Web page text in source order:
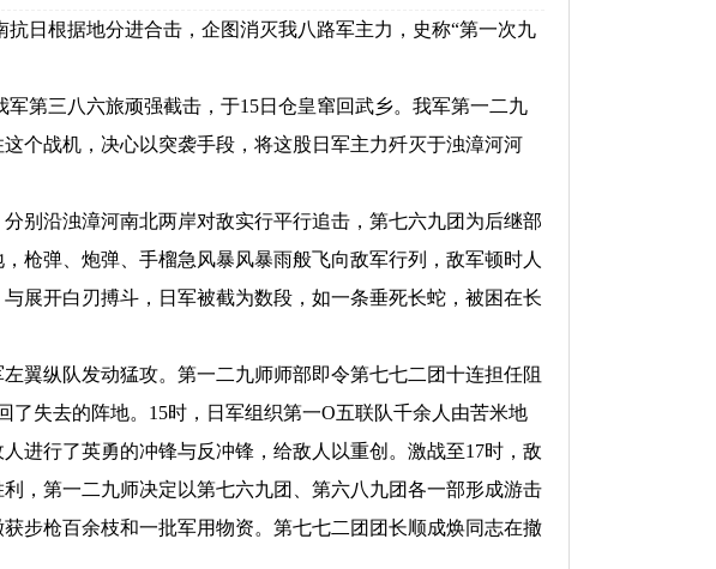
日根据地分进合击，企图消灭我八路军主力，史称“第一次九
第三八六旅顽强截击，于15日仓皇窜回武乡。我军第一二九
个战机，决心以突袭手段，将这股日军主力歼灭于浊漳河河
沿浊漳河南北两岸对敌实行平行追击，第七六九团为后继部
枪弹、炮弹、手榴急风暴风暴雨般飞向敌军行列，敌军顿时人
展开白刃搏斗，日军被截为数段，如一条垂死长蛇，被困在长
纵队发动猛攻。第一二九师师部即令第七七二团十连担任阻
失去的阵地。15时，日军组织第一O五联队千余人由苦米地
进行了英勇的冲锋与反冲锋，给敌人以重创。激战至17时，敌
，第一二九师决定以第七六九团、第六八九团各一部形成游击
步枪百余枝和一批军用物资。第七七二团团长顺成焕同志在撤